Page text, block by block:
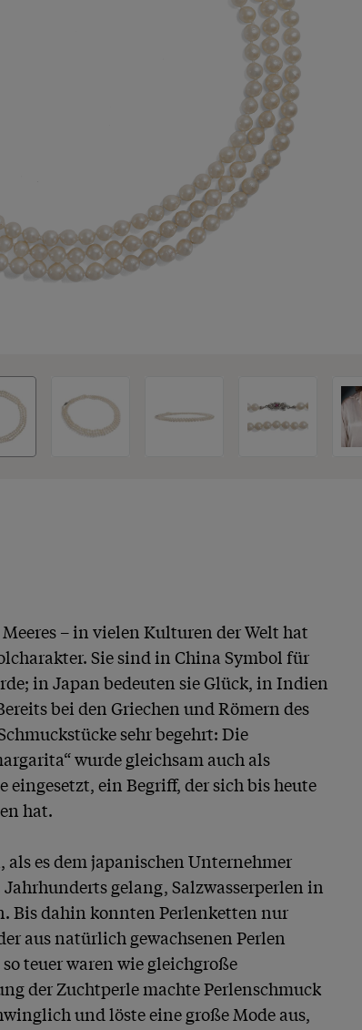
– in vielen Kulturen der Welt hat
Sie sind in China Symbol für
in Japan bedeuten sie Glück, in Indien
bei den Griechen und Römern des
sehr begehrt: Die
wurde gleichsam auch als
eingesetzt, ein Begriff, der sich bis heute
hat.
als es dem japanischen Unternehmer
gelang, Salzwasserperlen in
Bis dahin konnten Perlenketten nur
aus natürlich gewachsenen Perlen
teuer waren wie gleichgroße
der Zuchtperle machte Perlenschmuck
und löste eine große Mode aus,